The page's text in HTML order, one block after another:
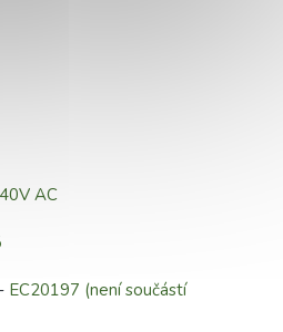
AC
EC20197 (není součástí